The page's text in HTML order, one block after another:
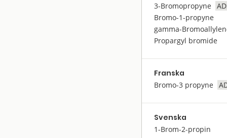
3-Bromopropyne
Bromo-1-propyne
gamma-
Propargyl bromide
Franska
Bromo-3 propyne
Svenska
1-Brom-2-propin